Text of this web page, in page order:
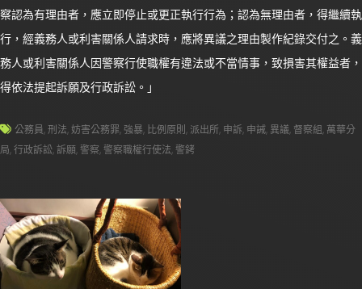
察認為有理由者，應立即停止或更正執行行為；認為無理由者，得繼續執
行，經義務人或利害關係人請求時，應將異議之理由製作紀錄交付之。義
務人或利害關係人因警察行使職權有違法或不當情事，致損害其權益者，
得依法提起訴願及行政訴訟。」
公務員 ,刑法,妨害公務罪, 強暴, 比例原則 , 派出所, 申訴, 申誡, 異議, 督察組, 萬華分
局,行政訴訟,訴願,警察,警察職權行使法,警銬